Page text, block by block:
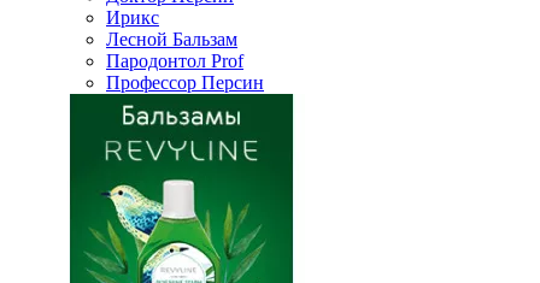
Ирикс
Лесной Бальзам
Пародонтол Prof
Профессор Персин